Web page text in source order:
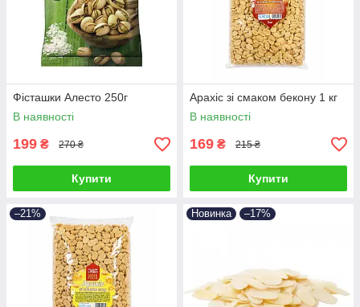
Фісташки Алесто 250г
В наявності
199 ₴ 270 ₴
Купити
Арахіс зі смаком бекону 1 кг
В наявності
169 ₴ 215 ₴
Купити
–21% Новинка –17%